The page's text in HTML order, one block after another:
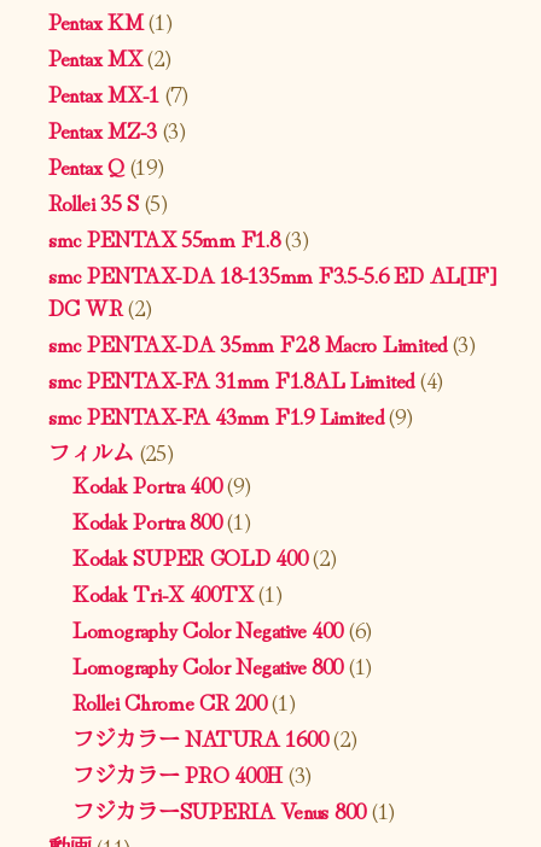
Pentax KM(1)
Pentax MX(2)
Pentax MX-1 (7)
Pentax MZ-3(3)
Pentax Q(19)
Rollei 35 S(5)
smc PENTAX 55mm F1.8(3)
smc PENTAX-DA 18-135mm F3.5-5.6 ED AL[IF]
DC WR(2)
smc PENTAX-DA 35mm F2.8 Macro Limited(3)
smc PENTAX-FA 31mm F1.8AL Limited(4)
smc PENTAX-FA 43mm F1.9 Limited(9)
フィルム (25)
Kodak Portra 400(9)
Kodak Portra 800(1)
Kodak SUPER GOLD 400(2)
Kodak Tri-X 400TX(1)
Lomography Color Negative 400(6)
Lomography Color Negative 800(1)
Rollei Chrome CR 200(1)
フジカラー NATURA 1600(2)
フジカラー PRO 400H(3)
フジカラーSUPERIA Venus 800(1)